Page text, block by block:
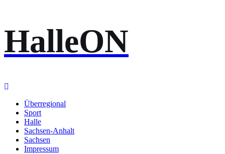
Inhalt
springen
HalleON
Überregional
Sport
Halle
Sachsen-Anhalt
Sachsen
Impressum